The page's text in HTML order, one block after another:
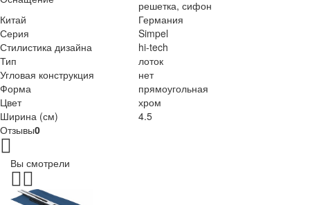
решетка, сифон
Китай
Германия
Серия
Simpel
Стилистика дизайна
hi-tech
Тип
лоток
Угловая конструкция
нет
Форма
прямоугольная
Цвет
хром
Ширина (см)
4.5
Отзывы0
Вы смотрели